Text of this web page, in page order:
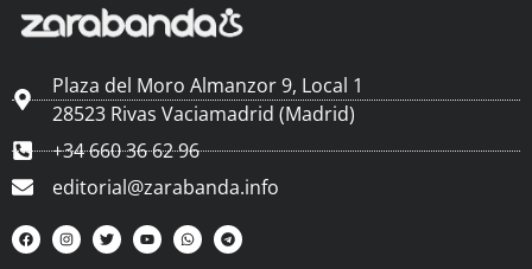
Plaza del Moro Almanzor 9, Local 1
28523 Rivas Vaciamadrid (Madrid)
+34 660 36 62 96
editorial@zarabanda.info